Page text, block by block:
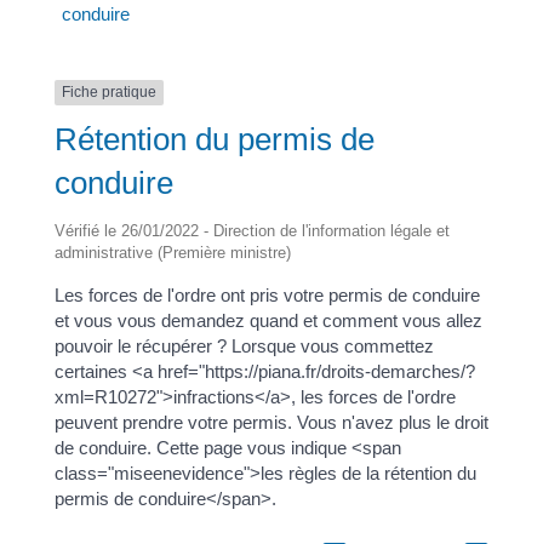
conduire
Fiche pratique
Rétention du permis de
conduire
Vérifié le 26/01/2022 - Direction de l'information légale et
administrative (Première ministre)
Les forces de l'ordre ont pris votre permis de conduire
et vous vous demandez quand et comment vous allez
pouvoir le récupérer ? Lorsque vous commettez
certaines <a href="https://piana.fr/droits-demarches/?
xml=R10272">infractions</a>, les forces de l'ordre
peuvent prendre votre permis. Vous n'avez plus le droit
de conduire. Cette page vous indique <span
class="miseenevidence">les règles de la rétention du
permis de conduire</span>.